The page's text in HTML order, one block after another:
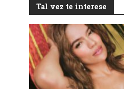
Tal vez te interese